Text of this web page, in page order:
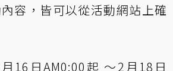
容，皆可以從活動網站上確
16日AM0:00起 ～2月18日